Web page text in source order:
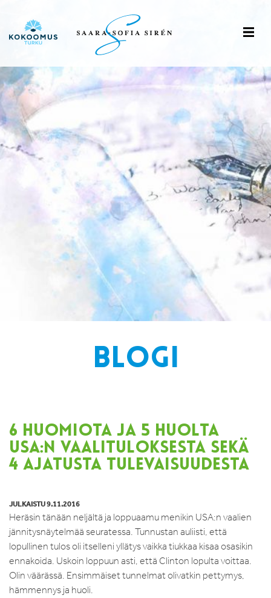
BLOGI
6 HUOMIOTA JA 5 HUOLTA
USA:N VAALITULOKSESTA SEKÄ
4 AJATUSTA TULEVAISUUDESTA
JULKAISTU 9.11.2016
Heräsin tänään neljältä ja loppuaamu menikin USA:n vaalien
jännitysnäytelmää seuratessa. Tunnustan auliisti, että
lopullinen tulos oli itselleni yllätys vaikka tiukkaa kisaa osasikin
ennakoida. Uskoin loppuun asti, että Clinton lopulta voittaa.
Olin väärässä. Ensimmäiset tunnelmat olivatkin pettymys,
hämmennys ja huoli.